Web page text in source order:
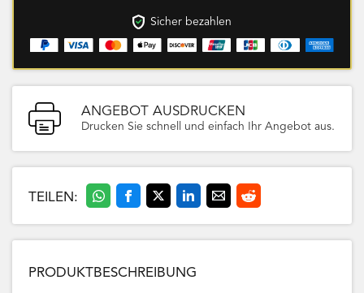
Sicher bezahlen
ANGEBOT AUSDRUCKEN
Drucken Sie schnell und einfach Ihr Angebot aus.
TEILEN:
PRODUKTBESCHREIBUNG